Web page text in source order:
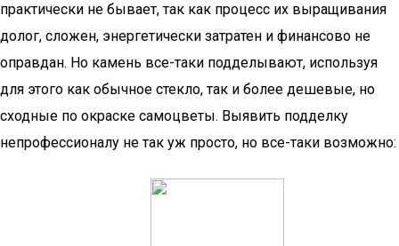
практически не бывает, так как процесс их выращивания
долог, сложен, энергетически затратен и финансово не
оправдан. Но камень все-таки подделывают, используя
для этого как обычное стекло, так и более дешевые, но
сходные по окраске самоцветы. Выявить подделку
непрофессионалу не так уж просто, но все-таки возможно: